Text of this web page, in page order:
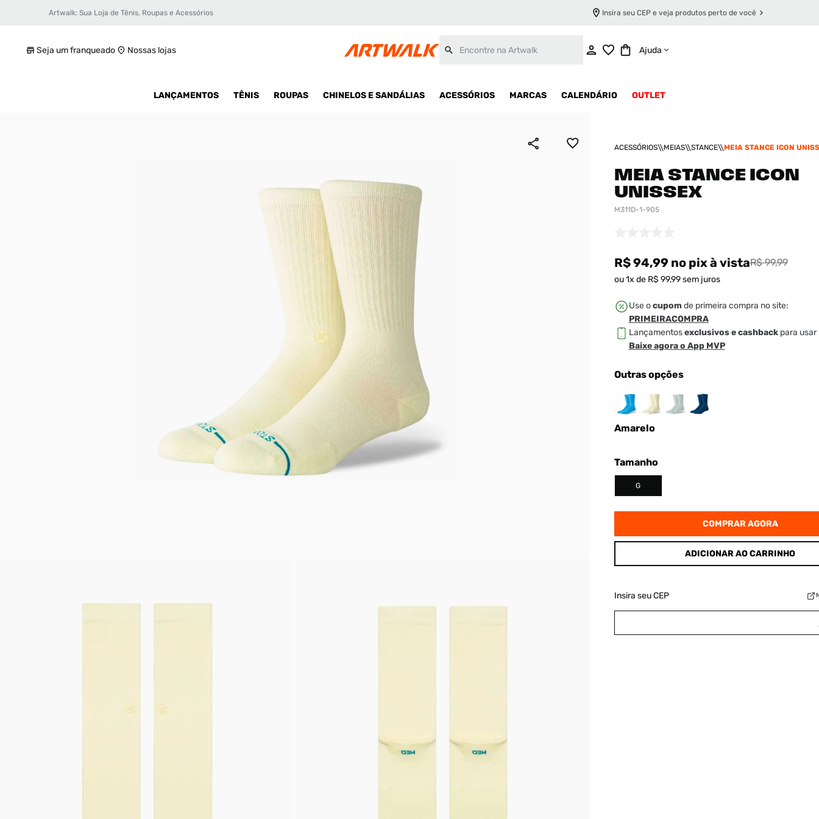
Artwalk: Sua Loja de Tênis, Roupas e Acessórios Insira seu CEP e veja produtos perto de você
Seja um franqueado Nossas lojas Ajuda
LANÇAMENTOS TÊNIS ROUPAS CHINELOS E SANDÁLIAS ACESSÓRIOS MARCAS CALENDÁRIO OUTLET
ACESSÓRIOS MEIAS STANCE MEIA STANCE ICON
MEIA STANCE ICON
UNISSEX
M311D-1-905
R$ 94,99no pixà vistaR$ 99,99
ou1x de R$ 99,99sem juros
Use ocupom de primeira compra no site:
PRIMEIRACOMPRA
Lançamentosexclusivos e cashbackpara usar
Baixe agora o App MVP
Outras opções
Amarelo
Tamanho
G
COMPRAR AGORA
ADICIONAR AO CARRINHO
Insira seu CEP
Meia Stance Icon Unissex